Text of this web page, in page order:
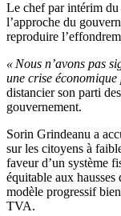
Le chef par intérim
l’approche du
reproduire
« Nous n’avons pas
une crise économique
distancier son parti
gouvernement.
Sorin Grindeanu a
sur les citoyens à
faveur d’un système
équitable aux
modèle progressif
TVA.